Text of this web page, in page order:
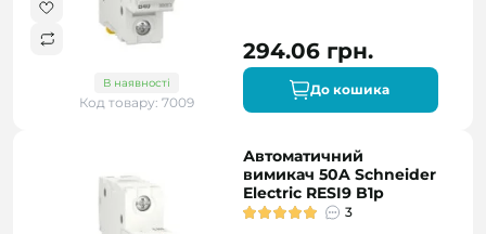
В наявності
Код товару: 7009
294.06 грн.
До кошика
Автоматичний
вимикач 50A Schneider
Electric RESI9 B1р
3